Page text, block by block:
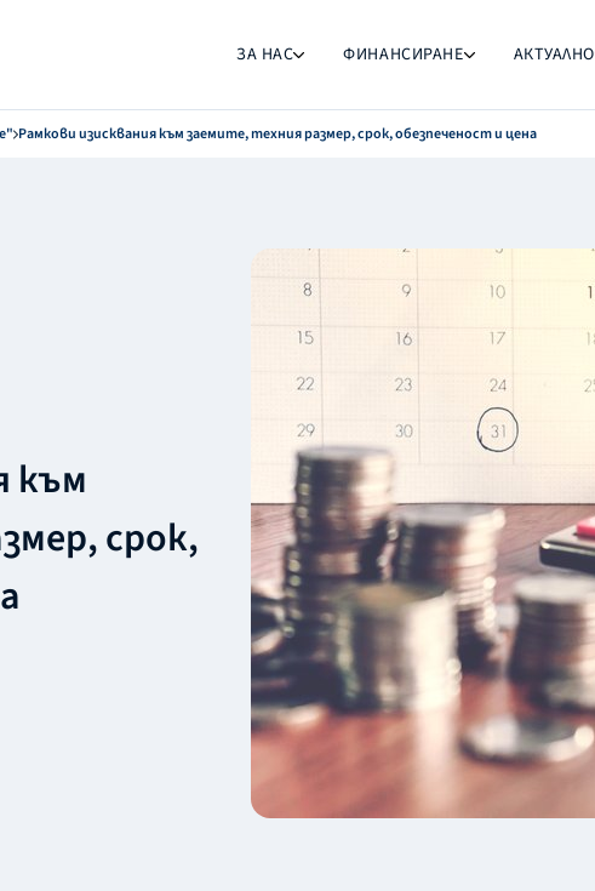
ЗА НАС ФИНАНСИРАНЕ АКТУАЛНО
Рамкови изисквания към заемите, техния размер, срок, обезпеченост и цена
към
срок,